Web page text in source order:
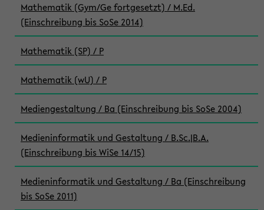
Mathematik (Gym/Ge fortgesetzt) / M.Ed.
(Einschreibung bis SoSe 2014)
Mathematik (SP) / P
Mathematik (wU) / P
Mediengestaltung / Ba (Einschreibung bis SoSe 2004)
Medieninformatik und Gestaltung / B.Sc.|B.A.
(Einschreibung bis WiSe 14/15)
Medieninformatik und Gestaltung / Ba (Einschreibung
bis SoSe 2011)